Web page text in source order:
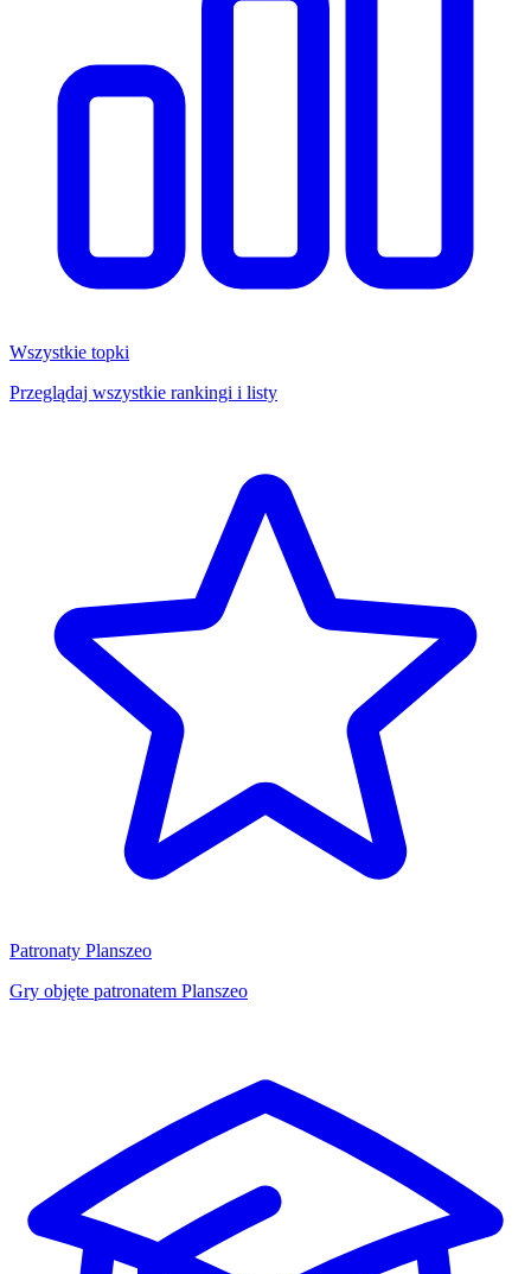
Wszystkie topki
Przeglądaj wszystkie rankingi i listy
Patronaty Planszeo
Gry objęte patronatem Planszeo